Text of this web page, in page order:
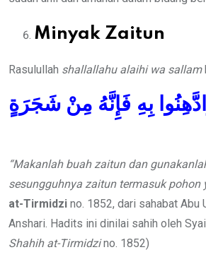
Minyak Zaitun
Rasulullah shallallahu alaihi wa sallam
بِهِ فَإِنَّهُ مِنْ شَجَرَةٍ
“Makanlah buah zaitun dan
sesungguhnya zaitun termasuk pohon
at-Tirmidzi no. 1852, dari sahabat Abu
Anshari. Hadits ini dinilai sahih oleh
Shahih at-Tirmidzino. 1852)